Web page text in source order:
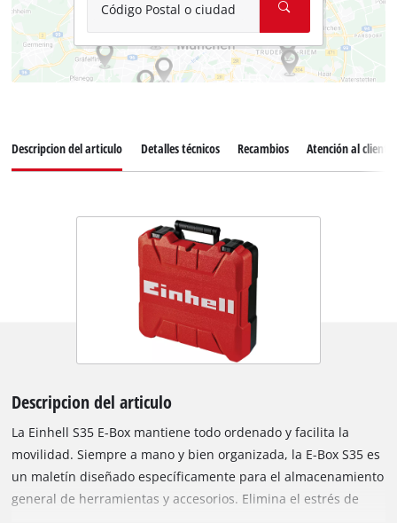
Código Postal o ciudad
Descripcion del articulo Detalles técnicos Recambios Atención al cliente
Descripcion del articulo
La Einhell S35 E-Box mantiene todo ordenado y facilita la
movilidad. Siempre a mano y bien organizada, la E-Box S35 es
un maletín diseñado específicamente para el almacenamiento
general de herramientas y accesorios. Elimina el estrés de